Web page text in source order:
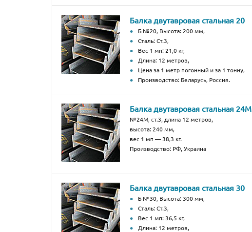
Балка двутавровая стальная 20
Б №20, Высота: 200 мм,
Сталь: Ст.3,
Вес 1 мп: 21,0 кг,
Длина: 12 метров,
Цена за 1 метр погонный и за 1 тонну,
Производство: Беларусь, Россия.
Балка двутавровая стальная 24М
№24М, ст.3, длина 12 метров,
высота: 240 мм,
вес 1 мп — 38,3 кг.
Производство: РФ, Украина
Балка двутавровая стальная 30
Б №30, Высота: 300 мм,
Сталь: Ст.3,
Вес 1 мп: 36,5 кг,
Длина: 12 метров,